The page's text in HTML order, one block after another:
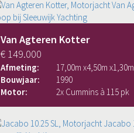
Van Agteren Kotter
€ 149.000
Afmeting: 17,00m x4,50m x1,30m
Bouwjaar:
1990
Motor:
2x Cummins à 115 pk